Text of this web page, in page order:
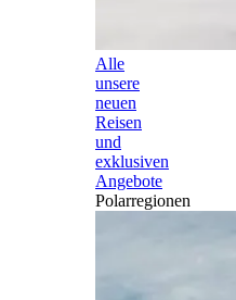
Alle
unsere
neuen
Reisen
und
exklusiven
Angebote
Polarregionen